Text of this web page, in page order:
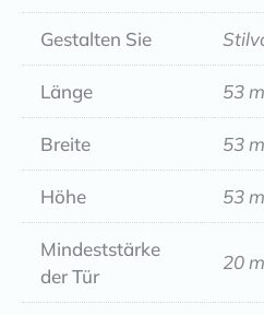
Gestalten Sie
Länge 53
Breite 53
Höhe 53
Mindeststärke
der Tür
20